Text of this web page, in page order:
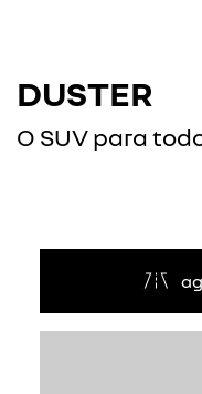
DUSTER
O SUV para